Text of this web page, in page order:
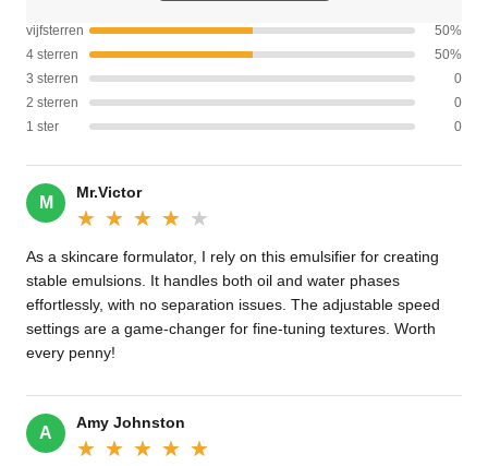
vijfsterren
50%
4 sterren
50%
3 sterren
0
2 sterren
0
1 ster
0
M
Mr.Victor
★★★★★
★★★★★
As a skincare formulator, I rely on this emulsifier for creating
stable emulsions. It handles both oil and water phases
effortlessly, with no separation issues. The adjustable speed
settings are a game-changer for fine-tuning textures. Worth
every penny!
A
Amy Johnston
★★★★★
★★★★★